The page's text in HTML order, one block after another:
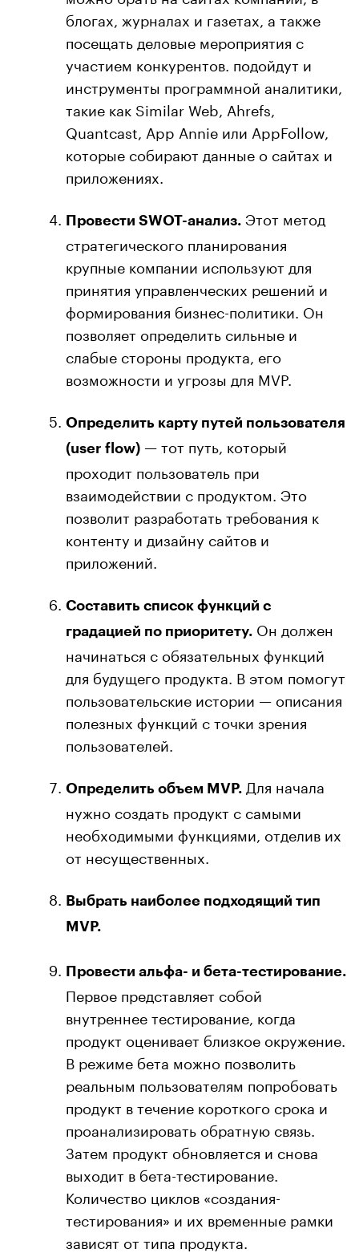
блогах, журналах и газетах, а также
посещать деловые мероприятия с
участием конкурентов. подойдут и
инструменты программной аналитики,
такие как Similar Web, Ahrefs,
Quantcast, App Annie или AppFollow,
которые собирают данные о сайтах и
приложениях.
Провести SWOT-анализ. Этот метод
стратегического планирования
крупные компании используют для
принятия управленческих решений и
формирования бизнес-политики. Он
позволяет определить сильные и
слабые стороны продукта, его
возможности и угрозы для MVP.
Определить карту путей пользователя
(user flow) — тот путь, который
проходит пользователь при
взаимодействии с продуктом. Это
позволит разработать требования к
контенту и дизайну сайтов и
приложений.
Составить список функций с
градацией по приоритету. Он должен
начинаться с обязательных функций
для будущего продукта. В этом помогут
пользовательские истории — описания
полезных функций с точки зрения
пользователей.
Определить объем MVP. Для начала
нужно создать продукт с самыми
необходимыми функциями, отделив их
от несущественных.
Выбрать наиболее подходящий тип
MVP.
Провести альфа- и бета-тестирование.
Первое представляет собой
внутреннее тестирование, когда
продукт оценивает близкое окружение.
В режиме бета можно позволить
реальным пользователям попробовать
продукт в течение короткого срока и
проанализировать обратную связь.
Затем продукт обновляется и снова
выходит в бета-тестирование.
Количество циклов «создания-
тестирования» и их временные рамки
зависят от типа продукта.